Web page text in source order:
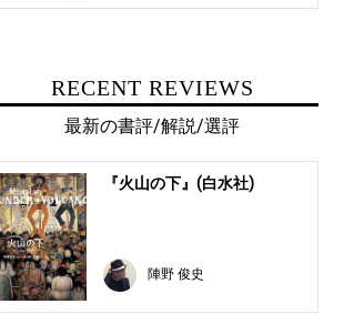
RECENT REVIEWS
最新の書評/解説/選評
『火山の下』(白水社)
陣野 俊史